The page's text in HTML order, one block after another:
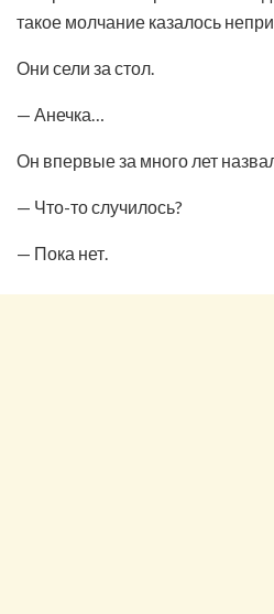
такое молчание казалось
Они сели за стол.
— Анечка…
Он впервые за много лет
— Что-то случилось?
— Пока нет.